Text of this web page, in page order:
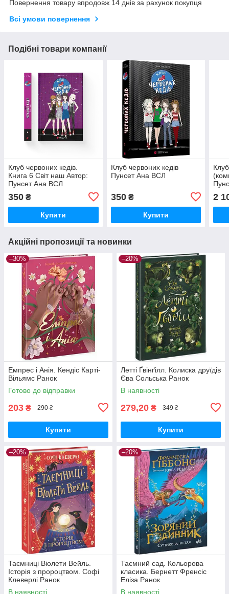
Повернення товару впродовж 14 днів за рахунок покупця
Всі умови повернення
Подібні товари компанії
Клуб червоних кедів.
Книга 6 Світ наш Автор:
Пунсет Ана ВСЛ
350 ₴
Купити
Клуб червоних кедів
Пунсет Ана ВСЛ
350₴
Купити
2
Акційні пропозиції та новинки
–30%
Емпрес і Анія. Кендіс Карті-
Вільямс Ранок
Готово до відправки
203 ₴ 290 ₴
Купити
–20%
Летті Ґвінґілл. Колиска друїдів
Єва Сольська Ранок
В наявності
279,20 ₴ 349 ₴
Купити
–20%
Таємниці Віолети Вейль.
Історія з пророцтвом. Софі
Клеверлі Ранок
В наявності
–20%
Таємний сад. Кольорова
класика. Бернетт Френсіс
Еліза Ранок
В наявності